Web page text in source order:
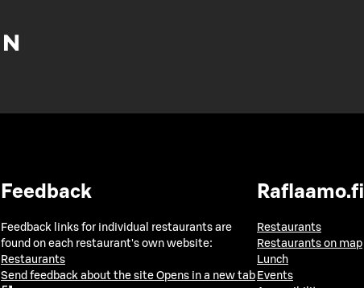
Feedback
Feedback links for individual restaurants are
found on each restaurant's own website:
Restaurants
Send feedback about the site Opens in a new tab
Raflaamo.fi
Restaurants
Restaurants on map
Lunch
Events